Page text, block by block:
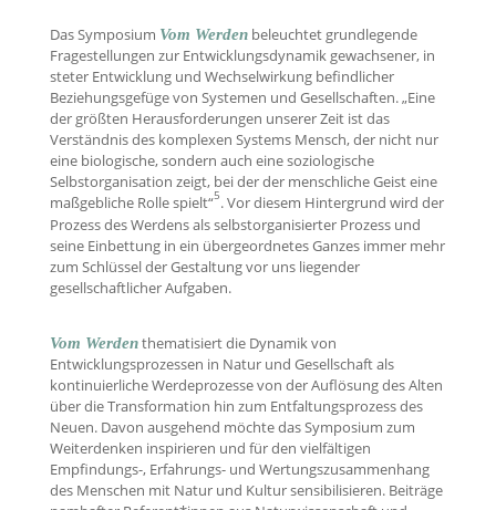
Das Symposium Vom Werdenbeleuchtet grundlegende
Fragestellungen zur Entwicklungsdynamik gewachsener, in
steter Entwicklung und Wechselwirkung befindlicher
Beziehungsgefüge von Systemen und Gesellschaften. „Eine
der größten Herausforderungen unserer Zeit ist das
Verständnis des komplexen Systems Mensch, der nicht nur
eine biologische, sondern auch eine soziologische
Selbstorganisation zeigt, bei der der menschliche Geist eine
maßgebliche Rolle spielt“5. Vor diesem Hintergrund wird der
Prozess des Werdens als selbstorganisierter Prozess und
seine Einbettung in ein übergeordnetes Ganzes immer mehr
zum Schlüssel der Gestaltung vor uns liegender
gesellschaftlicher Aufgaben.
Vom Werdenthematisiert die Dynamik von
Entwicklungsprozessen in Natur und Gesellschaft als
kontinuierliche Werdeprozesse von der Auflösung des Alten
über die Transformation hin zum Entfaltungsprozess des
Neuen. Davon ausgehend möchte das Symposium zum
Weiterdenken inspirieren und für den vielfältigen
Empfindungs-, Erfahrungs- und Wertungszusammenhang
des Menschen mit Natur und Kultur sensibilisieren. Beiträge